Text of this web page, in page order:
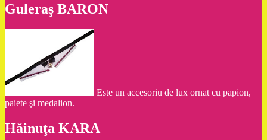
Guleraş BARON
Este un accesoriu de lux ornat cu papion,
paiete şi medalion.
Hăinuţa KARA